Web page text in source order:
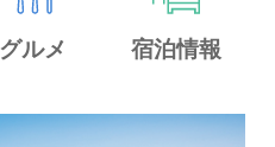
グルメ 宿泊情報